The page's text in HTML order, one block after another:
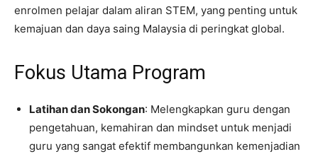
enrolmen pelajar dalam aliran STEM, yang penting untuk
kemajuan dan daya saing Malaysia di peringkat global.
Fokus Utama Program
Latihan dan Sokongan: Melengkapkan guru dengan
pengetahuan, kemahiran dan mindset untuk menjadi
guru yang sangat efektif membangunkan kemenjadian